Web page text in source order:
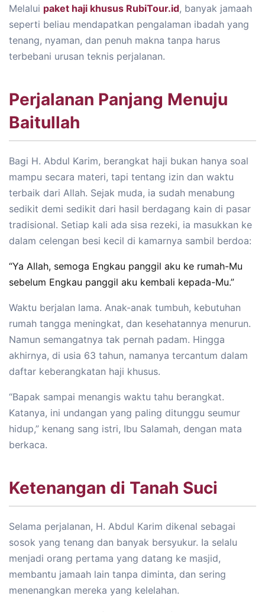
Melalui paket haji khusus RubiTour.id, banyak jamaah
seperti beliau mendapatkan pengalaman ibadah yang
tenang, nyaman, dan penuh makna tanpa harus
terbebani urusan teknis perjalanan.
Perjalanan Panjang Menuju
Baitullah
Bagi H. Abdul Karim, berangkat haji bukan hanya soal
mampu secara materi, tapi tentang izin dan waktu
terbaik dari Allah. Sejak muda, ia sudah menabung
sedikit demi sedikit dari hasil berdagang kain di pasar
tradisional. Setiap kali ada sisa rezeki, ia masukkan ke
dalam celengan besi kecil di kamarnya sambil berdoa:
“Ya Allah, semoga Engkau panggil aku ke rumah-Mu
sebelum Engkau panggil aku kembali kepada-Mu.”
Waktu berjalan lama. Anak-anak tumbuh, kebutuhan
rumah tangga meningkat, dan kesehatannya menurun.
Namun semangatnya tak pernah padam. Hingga
akhirnya, di usia 63 tahun, namanya tercantum dalam
daftar keberangkatan haji khusus.
“Bapak sampai menangis waktu tahu berangkat.
Katanya, ini undangan yang paling ditunggu seumur
hidup,” kenang sang istri, Ibu Salamah, dengan mata
berkaca.
Ketenangan di Tanah Suci
Selama perjalanan, H. Abdul Karim dikenal sebagai
sosok yang tenang dan banyak bersyukur. Ia selalu
menjadi orang pertama yang datang ke masjid,
membantu jamaah lain tanpa diminta, dan sering
menenangkan mereka yang kelelahan.